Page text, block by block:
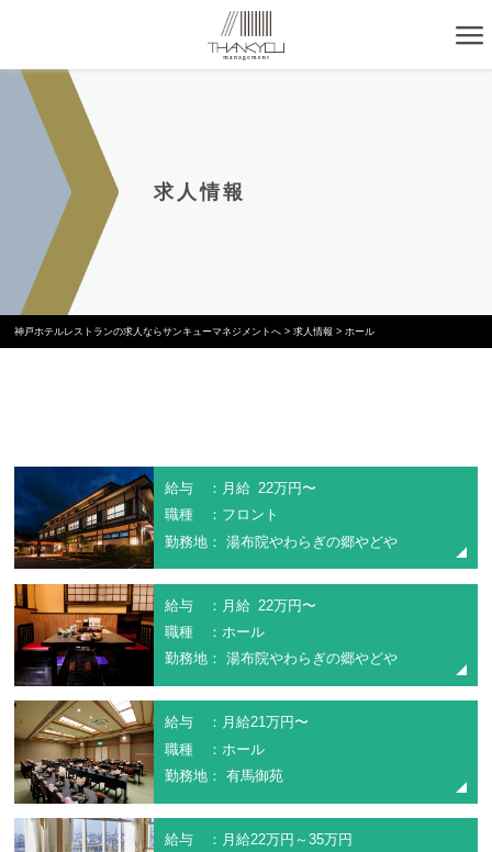
求人情報
神戸ホテルレストランの求人ならサンキューマネジメントへ >求人情報 > ホール
給与 ：月給 22万円〜
職種 ：フロント
勤務地： 湯布院やわらぎの郷やどや
給与 ：月給 22万円〜
職種 ：ホール
勤務地： 湯布院やわらぎの郷やどや
給与 ：月給21万円〜
職種 ：ホール
勤務地： 有馬御苑
給与 ：月給22万円～35万円